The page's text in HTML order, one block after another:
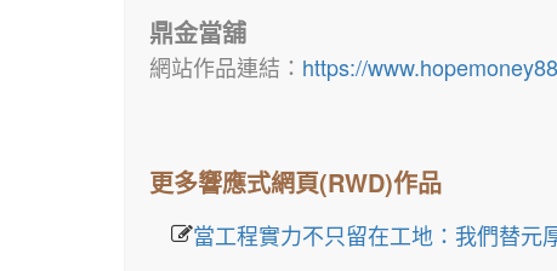
鼎金當舖
網站作品連結： https://
更多響應式網頁(RWD)作品
當工程實力不只留在工地：我們替元